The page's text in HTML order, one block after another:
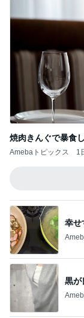
焼肉きんぐで暴食
Amebaトピックス 1
幸せ
黒が